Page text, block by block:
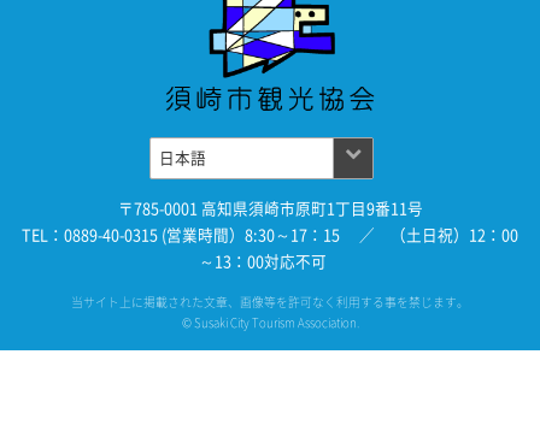
〒785-0001 高知県須崎市原町1丁目9番11号
TEL：0889-40-0315 (営業時間）8:30～17：15 ／ （土日祝）12：00
～13：00対応不可
当サイト上に掲載された文章、画像等を許可なく利用する事を禁じます。
© Susaki City Tourism Association.